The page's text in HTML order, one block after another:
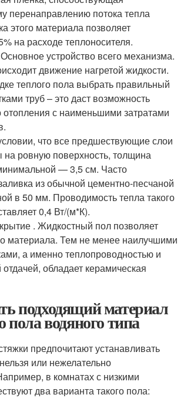
перенаправлению потока тепла
этого материала позволяет
на расходе теплоносителя.
устройство всего механизма.
движение нагретой жидкости.
теплого пола выбрать правильный
труб – это даст возможность
с наименьшими затратами
что все предшествующие слои
ровную поверхность, толщина
— 3,5 см. Часто
из обычной цементно-песчаной
в 50 мм. Проводимость тепла такого
0,4 Вт/(м*К).
. Жидкостный пол позволяет
материала. Тем не менее наилучшими
а именно теплопроводностью и
обладает керамическая
подходящий материал
пола водяного типа
предпочитают устанавливать
или нежелательно
в комнатах с низкими
два варианта такого пола: